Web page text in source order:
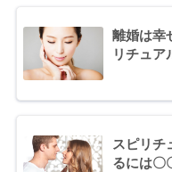
離婚は幸
リチュア
スピリチ
るには〇